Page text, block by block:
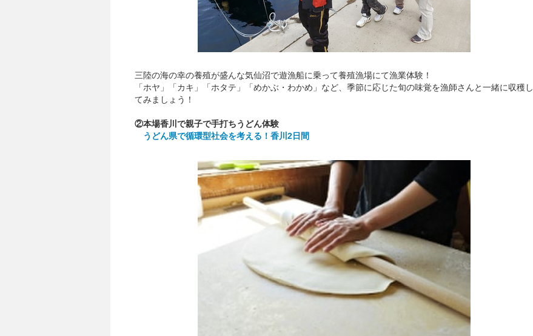
三陸の海の幸の養殖が盛んな気仙沼で遊漁船に乗って養殖漁場にて漁業体験！
「ホヤ」「カキ」「ホタテ」「めかぶ・わかめ」など、季節に応じた旬の味覚を漁師さんと一緒に収穫し
てみましょう！
②本場香川で親子で手打ちうどん体験
うどん県で循環型社会を考える！香川2日間